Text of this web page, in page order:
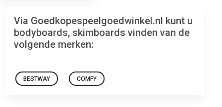
Via Goedkopespeelgoedwinkel.nl kunt u
bodyboards, skimboards vinden van de
volgende merken:
BESTWAY COMFY